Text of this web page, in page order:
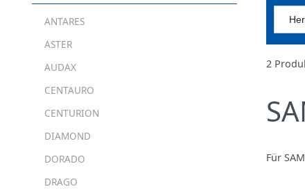
ANTARES
ASTER
AUDAX
CENTAURO
CENTURION
DIAMOND
DORADO
DRAGO
2
Für